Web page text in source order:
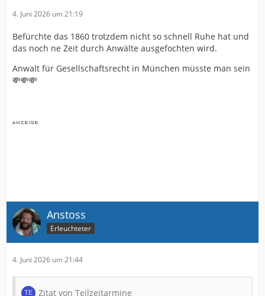
4. Juni 2026 um 21:19
Befürchte das 1860 trotzdem nicht so schnell Ruhe hat und
das noch ne Zeit durch Anwälte ausgefochten wird.
Anwalt für Gesellschaftsrecht in München müsste man sein
💸💸💸
Anstoss
Erleuchteter
4. Juni 2026 um 21:44
Zitat von Teilzeitarmine